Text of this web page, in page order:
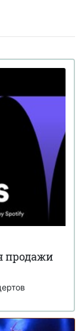
на
в
акцию
в iTunes
о детях
у Freud
шоу Ани
шоу
продажи